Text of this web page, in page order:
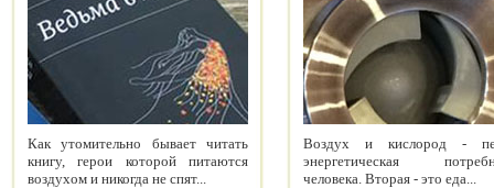
Как утомительно бывает читать
книгу, герои которой питаются
воздухом и никогда не спят...
Воздух и кислород -
энергетическая
человека. Вторая - это еда...